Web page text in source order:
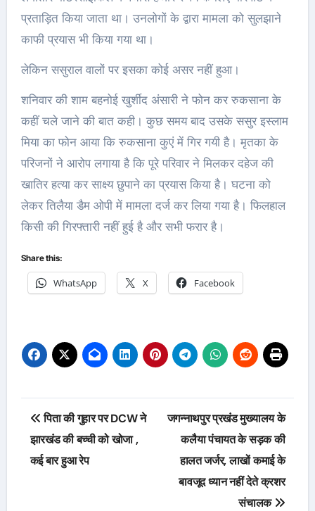
प्रताड़ित किया जाता था। उनलोगों के द्वारा मामला को सुलझाने
काफी प्रयास भी किया गया था।
लेकिन ससुराल वालों पर इसका कोई असर नहीं हुआ।
शनिवार की शाम बहनोई खुर्शीद अंसारी ने फोन कर रुकसाना के
कहीं चले जाने की बात कही। कुछ समय बाद उसके ससुर इस्लाम
मिया का फोन आया कि रुकसाना कुएं में गिर गयी है। मृतका के
परिजनों ने आरोप लगाया है कि पूरे परिवार ने मिलकर दहेज की
खातिर हत्या कर साक्ष्य छुपाने का प्रयास किया है। घटना को
लेकर तिलैया डैम ओपी में मामला दर्ज कर लिया गया है। फिलहाल
किसी की गिरफ्तारी नहीं हुई है और सभी फरार है।
Share this:
WhatsApp X Facebook
Post
navigation
पिता की गुहार पर DCW ने
झारखंड की बच्ची को खोजा ,
कई बार हुआ रेप
जगन्नाथपुर प्रखंड मुख्यालय के
कलैया पंचायत के सड़क की
हालत जर्जर, लाखों कमाई के
बावजूद ध्यान नहीं देते क्रशर
संचालक